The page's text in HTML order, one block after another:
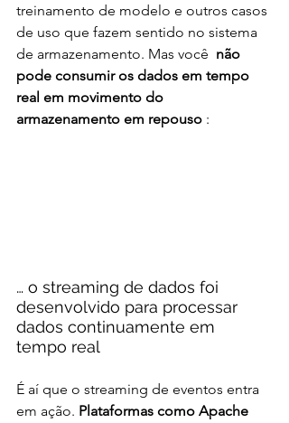
treinamento de modelo e outros casos
de uso que fazem sentido no sistema
de armazenamento. Mas você não
pode consumir os dados em tempo
real em movimento do
armazenamento em repouso :
… o streaming de dados foi
desenvolvido para processar
dados continuamente em
tempo real
É aí que o streaming de eventos entra
em ação. Plataformas como Apache